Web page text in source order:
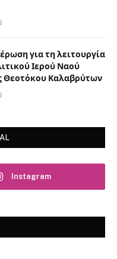
για τη λειτουργία
Ιερού Ναού
Θεοτόκου Καλαβρύτων
Instagram